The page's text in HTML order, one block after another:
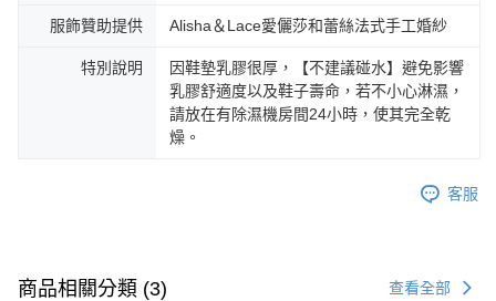
服飾贊助提供 Alisha＆Lace愛儷莎和蕾絲法式手工婚紗
特別說明
因鞋墊乳膠很厚，【不建議碰水】避免影響
乳膠舒適度以及鞋子壽命，若不小心淋濕，
請放在有除濕機房間24小時，使其完全乾
燥。
客服
商品相關分類 (3) 查看全部